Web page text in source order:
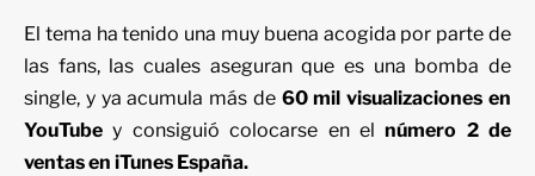
El tema ha tenido una muy buena acogida por parte de
las fans, las cuales aseguran que es una bomba de
single, y ya acumula más de 60 mil visualizaciones en
YouTube y consiguió colocarse en elnúmero 2 de
ventas en iTunes España.